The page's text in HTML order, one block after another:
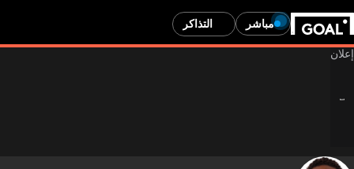
مباشر التذاكر